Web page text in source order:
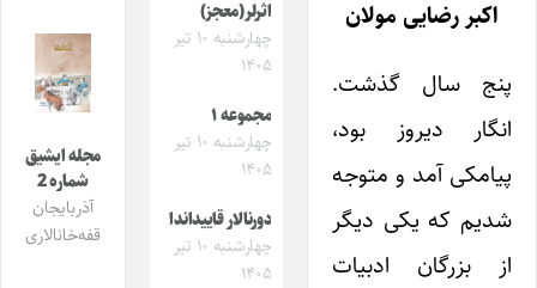
اکبر رضایی مولان
پنج سال گذشت.
انگار دیروز بود،
پیامکی آمد و متوجه
شدیم که یکی دیگر
از بزرگان ادبیات
اثرلر(معجز)
چهارشنبه ۱۰ تیر
۱۴۰۵
مجموعه ۱
چهارشنبه ۱۰ تیر
۱۴۰۵
دورنالار قاییداندا
چهارشنبه ۱۰ تیر
۱۴۰۵
مجله ایشیق
شماره 2
آذربایجان
قفه‌خانالاری